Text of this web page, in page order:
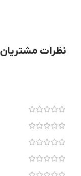
نظرات مشتریان